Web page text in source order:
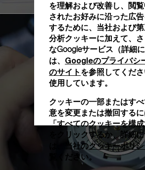
を理解および改善し、閲
されたお好みに沿った広
するために、当社および
分析クッキーに加えて、さ
なGoogleサービス（詳細
は、 Googleのプライバシ
のサイト を参照してくだ
使用しています。
クッキーの一部またはす
意を変更または撤回するに
「すべてのクッキーを構
をクリックするか、詳細
は、当社のクッキーポリ
覧ください。